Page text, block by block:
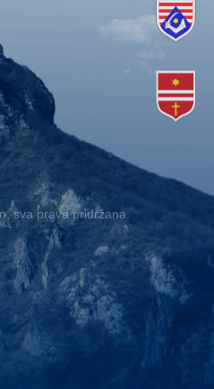
sva prava pridržana.
Ogulin